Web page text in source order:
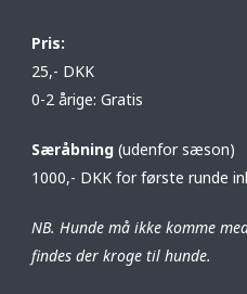
Pris:
25,- DKK
0-2 årige: Gratis
Særåbning (udenfor sæson)
1000,- DKK for første runde
NB. Hunde må ikke komme
findes der kroge til hunde.